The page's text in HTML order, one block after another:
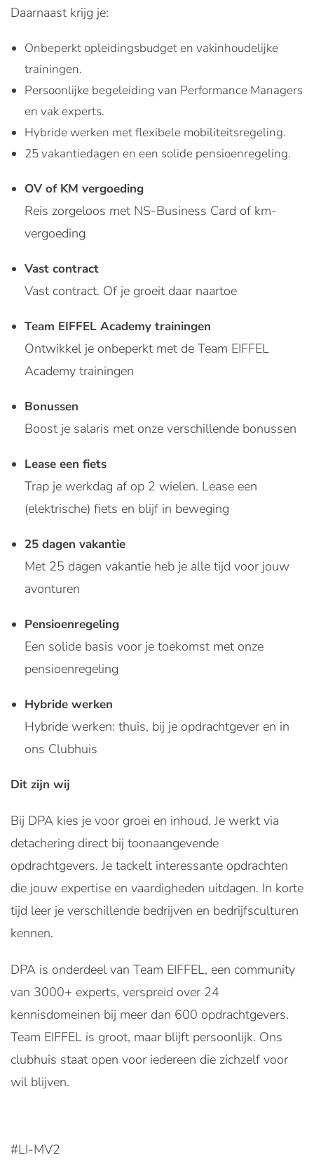
Daarnaast krijg je:
Onbeperkt opleidingsbudget en vakinhoudelijke
trainingen.
Persoonlijke begeleiding van Performance Managers
en vak experts.
Hybride werken met flexibele mobiliteitsregeling.
25 vakantiedagen en een solide pensioenregeling.
OV of KM vergoeding
Reis zorgeloos met NS-Business Card of km-
vergoeding
Vast contract
Vast contract. Of je groeit daar naartoe
Team EIFFEL Academy trainingen
Ontwikkel je onbeperkt met de Team EIFFEL
Academy trainingen
Bonussen
Boost je salaris met onze verschillende bonussen
Lease een fiets
Trap je werkdag af op 2 wielen. Lease een
(elektrische) fiets en blijf in beweging
25 dagen vakantie
Met 25 dagen vakantie heb je alle tijd voor jouw
avonturen
Pensioenregeling
Een solide basis voor je toekomst met onze
pensioenregeling
Hybride werken
Hybride werken: thuis, bij je opdrachtgever en in
ons Clubhuis
Dit zijn wij
Bij DPA kies je voor groei en inhoud. Je werkt via
detachering direct bij toonaangevende
opdrachtgevers. Je tackelt interessante opdrachten
die jouw expertise en vaardigheden uitdagen. In korte
tijd leer je verschillende bedrijven en bedrijfsculturen
kennen.
DPA is onderdeel van Team EIFFEL, een community
van 3000+ experts, verspreid over 24
kennisdomeinen bij meer dan 600 opdrachtgevers.
Team EIFFEL is groot, maar blijft persoonlijk. Ons
clubhuis staat open voor iedereen die zichzelf voor
wil blijven.
#LI-MV2